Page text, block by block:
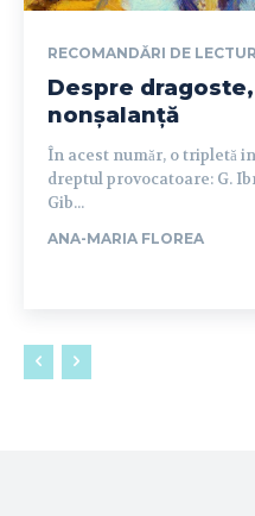
RECOMANDĂRI DE
Despre
nonșalanță
În acest număr, o tripletă
dreptul provocatoare: G.
Gib...
ANA-MARIA FLOREA